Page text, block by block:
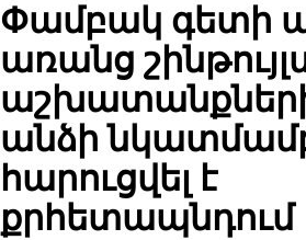
Փամբակ գետի
առանց
անձի
հարուցվել է
քրհետապնդում